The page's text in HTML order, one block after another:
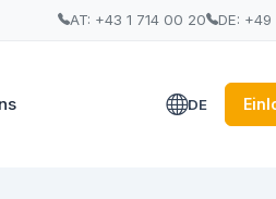
AT: +43 1 714 00 20 DE:
DE